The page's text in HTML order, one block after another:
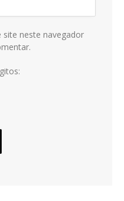
site neste navegador